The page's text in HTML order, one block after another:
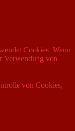
Cookies. Wenn
Verwendung von
von Cookies,